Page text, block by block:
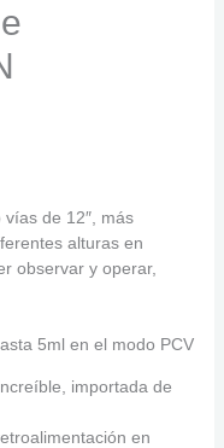
de 12″, más
alturas en
observar y operar,
5ml en el modo PCV
importada de
en